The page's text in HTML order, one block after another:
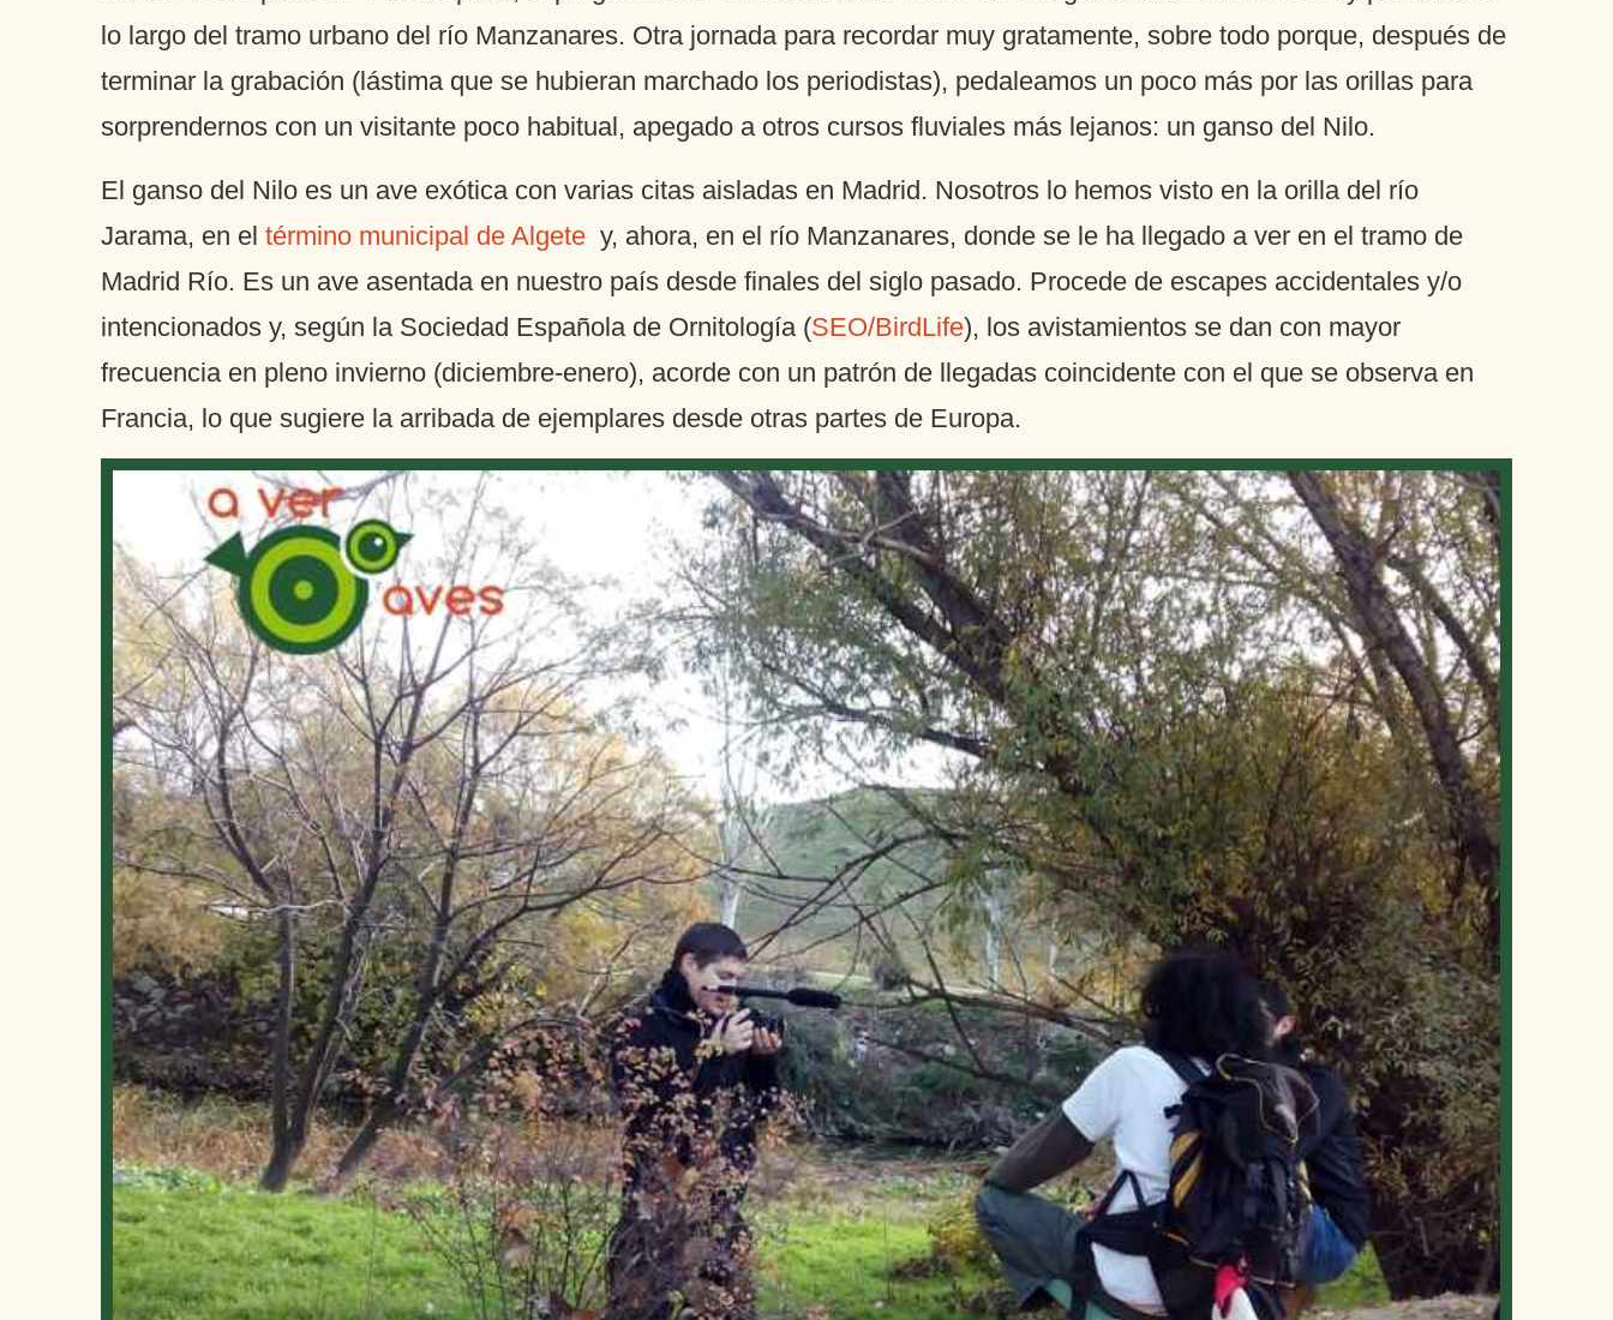
lo largo del tramo urbano del río Manzanares. Otra jornada para recordar muy gratamente, sobre todo porque, después de
terminar la grabación (lástima que se hubieran marchado los periodistas), pedaleamos un poco más por las orillas para
sorprendernos con un visitante poco habitual, apegado a otros cursos fluviales más lejanos: un ganso del Nilo.
El ganso del Nilo es un ave exótica con varias citas aisladas en Madrid. Nosotros lo hemos visto en la orilla del río
Jarama, en el término municipal de Algete y, ahora, en el río Manzanares, donde se le ha llegado a ver en el tramo de
Madrid Río. Es un ave asentada en nuestro país desde finales del siglo pasado. Procede de escapes accidentales y/o
intencionados y, según la Sociedad Española de Ornitología (SEO/BirdLife), los avistamientos se dan con mayor
frecuencia en pleno invierno (diciembre-enero), acorde con un patrón de llegadas coincidente con el que se observa en
Francia, lo que sugiere la arribada de ejemplares desde otras partes de Europa.